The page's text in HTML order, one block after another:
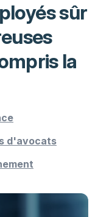
sûr
la
d'avocats